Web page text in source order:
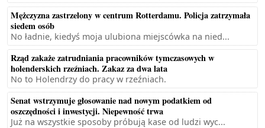
Mężczyzna zastrzelony w centrum Rotterdamu. Policja zatrzymała
siedem osób
No ładnie, kiedyś moja ulubiona miejscówka na nied...
Rząd zakaże zatrudniania pracowników tymczasowych w
holenderskich rzeźniach. Zakaz za dwa lata
No to Holendrzy do pracy w rzeźniach.
Senat wstrzymuje głosowanie nad nowym podatkiem od
oszczędności i inwestycji. Niepewność trwa
Już na wszystkie sposoby próbują kase od ludzi wyc...